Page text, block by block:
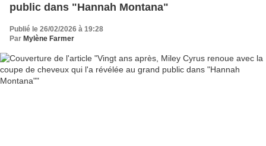
public dans "Hannah Montana"
Publié le 26/02/2026 à 19:28
Par Mylène Farmer